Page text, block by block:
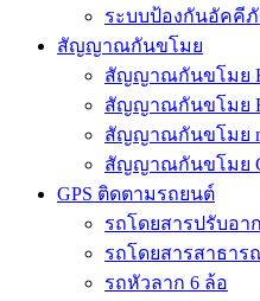
ระบบป้องกันอัคคีภั
สัญญาณกันขโมย
สัญญาณกันขโมย
สัญญาณกันขโมย
สัญญาณกันขโมย
สัญญาณกันขโมย
GPS ติดตามรถยนต์
รถโดยสารปรับอา
รถโดยสารสาธาร
รถหัวลาก 6 ล้อ